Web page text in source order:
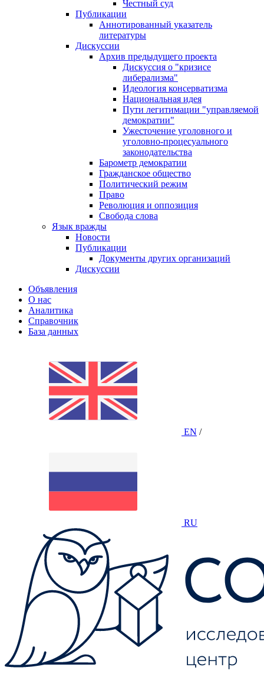
Честный суд
Публикации
Аннотированный указатель
литературы
Дискуссии
Архив предыдущего проекта
Дискуссия о "кризисе
либерализма"
Идеология консерватизма
Национальная идея
Пути легитимации "управляемой
демократии"
Ужесточение уголовного и
уголовно-процесуального
законодательства
Барометр демократии
Гражданское общество
Политический режим
Право
Революция и оппозиция
Свобода слова
Язык вражды
Новости
Публикации
Документы других организаций
Дискуссии
Объявления
О нас
Аналитика
Справочник
База данных
EN /
RU